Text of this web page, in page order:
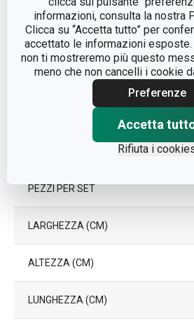
informazioni, consulta la nostra
Clicca su “Accetta tutto” per
accettato le informazioni esposte.
non ti mostreremo più questo
meno che non cancelli i cookie
Preferenze
Accetta
Rifiuta i
LAVAGGIO IN LAVASTOVIGLIE
EAN
DURATA DELLA GARANZIA
PEZZI PER SET
LARGHEZZA (CM)
ALTEZZA (CM)
LUNGHEZZA (CM)